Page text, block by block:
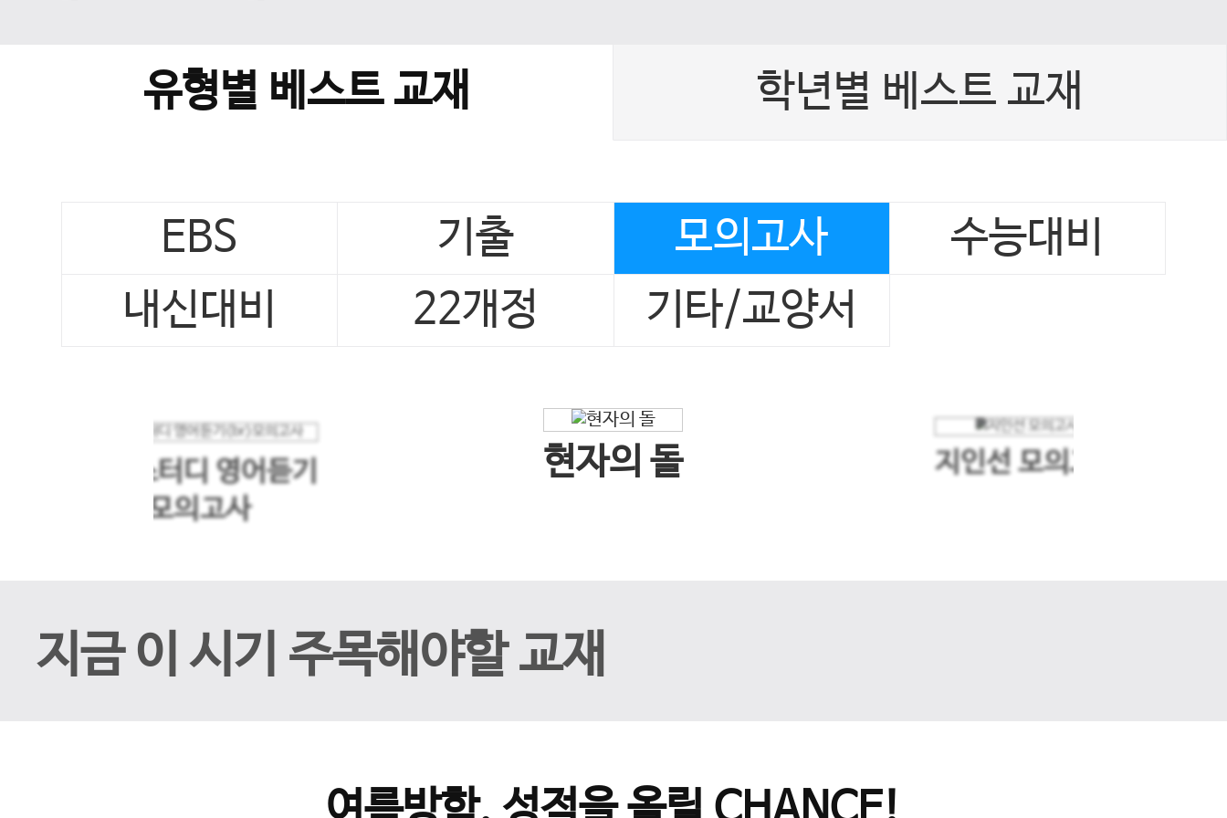
유형별 베스트 교재 학년별 베스트 교재
EBS 기출 모의고사
수능대비
내신대비
22개정 기타/교양서
메가스터디 영어듣기
모의고사
현자의 돌 지인선 모의고사
지금 이 시기 주목해야할 교재